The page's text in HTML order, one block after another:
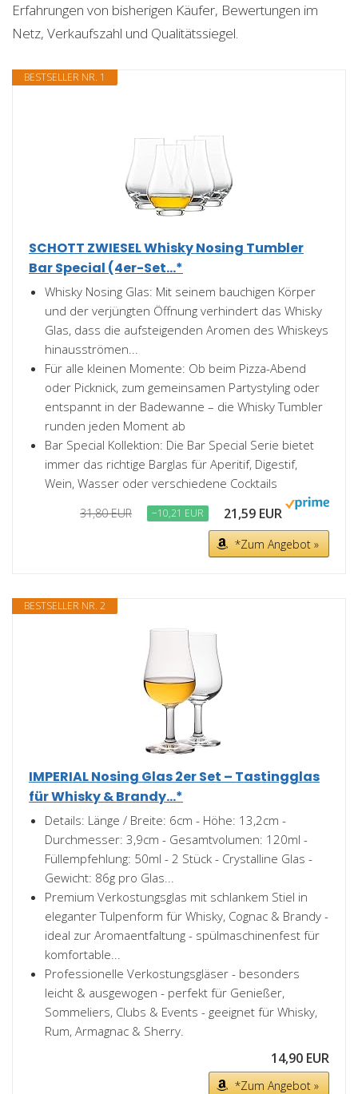
Erfahrungen von bisherigen Käufer, Bewertungen im
Netz, Verkaufszahl und Qualitätssiegel.
BESTSELLER NR. 1
SCHOTT ZWIESEL Whisky Nosing Tumbler
Bar Special (4er-Set...*
Whisky Nosing Glas: Mit seinem bauchigen Körper
und der verjüngten Öffnung verhindert das Whisky
Glas, dass die aufsteigenden Aromen des Whiskeys
hinausströmen...
Für alle kleinen Momente: Ob beim Pizza-Abend
oder Picknick, zum gemeinsamen Partystyling oder
entspannt in der Badewanne – die Whisky Tumbler
runden jeden Moment ab
Bar Special Kollektion: Die Bar Special Serie bietet
immer das richtige Barglas für Aperitif, Digestif,
Wein, Wasser oder verschiedene Cocktails
31,80 EUR −10,21 EUR 21,59 EUR
*Zum Angebot »
BESTSELLER NR. 2
IMPERIAL Nosing Glas 2er Set – Tastingglas
für Whisky & Brandy...*
Details: Länge / Breite: 6cm - Höhe: 13,2cm -
Durchmesser: 3,9cm - Gesamtvolumen: 120ml -
Füllempfehlung: 50ml - 2 Stück - Crystalline Glas -
Gewicht: 86g pro Glas...
Premium Verkostungsglas mit schlankem Stiel in
eleganter Tulpenform für Whisky, Cognac & Brandy -
ideal zur Aromaentfaltung - spülmaschinenfest für
komfortable...
Professionelle Verkostungsgläser - besonders
leicht & ausgewogen - perfekt für Genießer,
Sommeliers, Clubs & Events - geeignet für Whisky,
Rum, Armagnac & Sherry.
14,90 EUR
*Zum Angebot »